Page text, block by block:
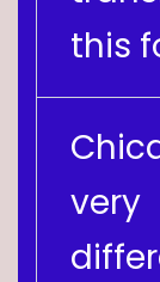
this
very